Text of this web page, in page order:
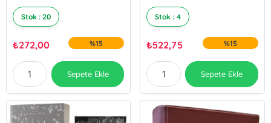
Stok : 20
₺272,00 %15
Sepete Ekle
Stok : 4
₺522,75 %15
Sepete Ekle